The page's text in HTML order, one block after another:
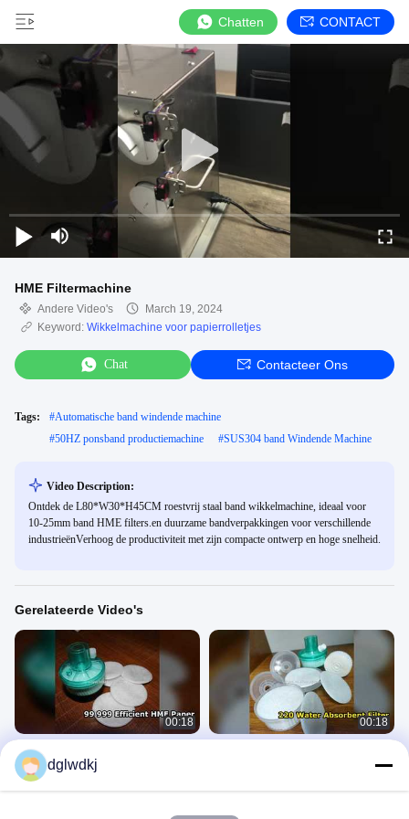
Chatten CONTACT
HME Filtermachine
Andere Video's
March 19, 2024
Keyword: Wikkelmachine voor papierrolletjes
Chat Contacteer Ons
Tags: #Automatische band windende machine
#50HZ ponsband productiemachine #SUS304 band Windende Machine
Video Description:
Ontdek de L80*W30*H45CM roestvrij staal band wikkelmachine, ideaal voor
10-25mm band HME filters.en duurzame bandverpakkingen voor verschillende
industrieënVerhoog de productiviteit met zijn compacte ontwerp en hoge snelheid.
Gerelateerde Video's
00:18
HME-filterpapier 99,999% efficiënt
220% waterabsorberend
HME Filterpapier
00:18
dglwdkj